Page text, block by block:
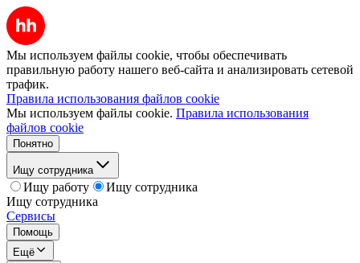
Мы используем файлы cookie, чтобы обеспечивать
правильную работу нашего веб-сайта и анализировать сетевой
трафик.
Правила использования файлов cookie
Мы используем файлы cookie. Правила использования
файлов cookie
Понятно
Ищу сотрудника
Ищу работу
Ищу сотрудника
Ищу сотрудника
Сервисы
Помощь
Ещё